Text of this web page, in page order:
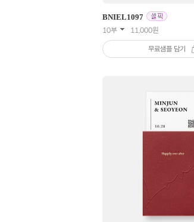
BNIEL1097
10부 11,000원
무료샘플 담기